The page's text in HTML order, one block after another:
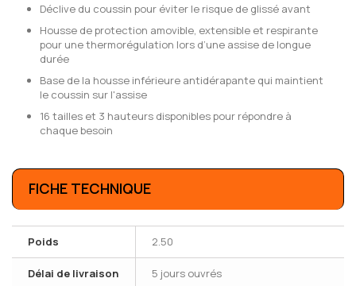
Déclive du coussin pour éviter le risque de glissé avant
Housse de protection amovible, extensible et respirante
pour une thermorégulation lors d’une assise de longue
durée
Base de la housse inférieure antidérapante qui maintient
le coussin sur l'assise
16 tailles et 3 hauteurs disponibles pour répondre à
chaque besoin
FICHE TECHNIQUE
Poids 2.50
Délai de livraison 5 jours ouvrés